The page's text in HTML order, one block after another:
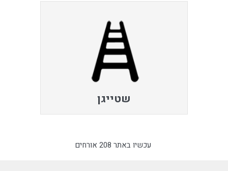
שטייגן
עכשיו באתר 208 אורחים